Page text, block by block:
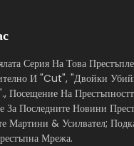
Серия На Това
И "Cut", "Двойки
Посещение На
За Последните Новини
Мартини & Усилвател;
Мрежа.